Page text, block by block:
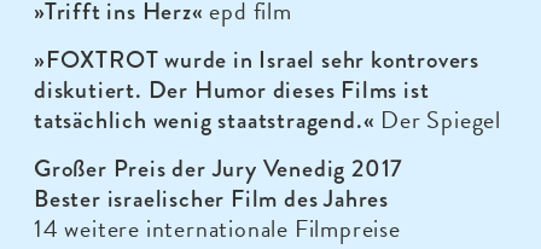
»Trifft ins Herz« epd film
»FOXTROT wurde in Israel sehr kontrovers
diskutiert. Der Humor dieses Films ist
tatsächlich wenig staatstragend.« Der Spiegel
Großer Preis der Jury Venedig 2017
Bester israelischer Film des Jahres
14 weitere internationale Filmpreise